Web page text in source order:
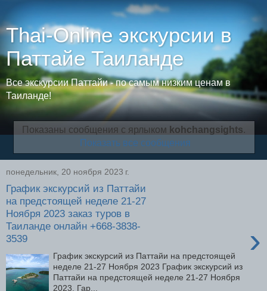
Thai-Online экскурсии в
Паттайе Таиланде
Все экскурсии Паттайи - по самым низким ценам в
Таиланде!
Показаны сообщения с ярлыком kohchangsights.
Показать все сообщения
понедельник, 20 ноября 2023 г.
График экскурсий из Паттайи
на предстоящей неделе 21-27
Ноября 2023 заказ туров в
Таиланде онлайн +668-3838-
3539
›
График экскурсий из Паттайи на предстоящей
неделе 21-27 Ноября 2023 График экскурсий из
Паттайи на предстоящей неделе 21-27 Ноября
2023. Гар...